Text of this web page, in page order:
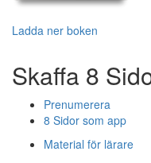
Ladda ner boken
Skaffa 8
Prenumerera
8 Sidor som app
Material för lärare